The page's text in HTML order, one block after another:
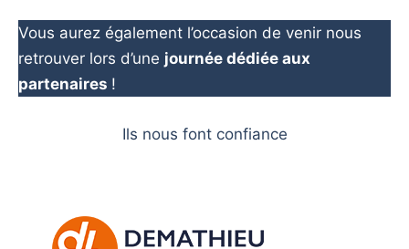
Vous aurez également l’occasion de venir nous
retrouver lors d’une journée dédiée aux
partenaires !
Ils nous font confiance